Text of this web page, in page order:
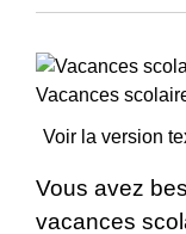
Vacances
Voir la version
Vous avez
vacances